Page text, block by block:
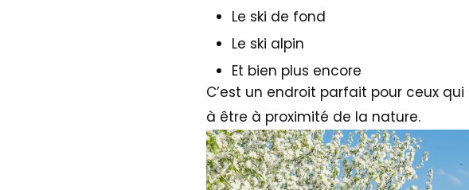
Le ski de fond
Le ski alpin
Et bien plus encore
C’est un endroit parfait pour ceux
à être à proximité de la nature.